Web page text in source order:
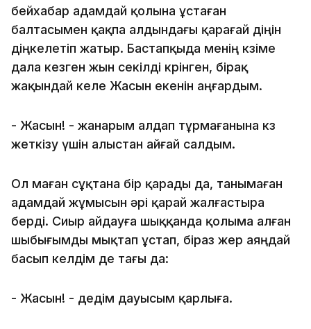
бейxабар адамдай қолына ұстаған
балтасымен қақпа алдындағы қарағай діңін
діңкелетіп жатыр. Бастапқыда менің көзіме
дала кезген жын секілді көрінген, бірақ
жақындай келе Жасын екенін аңғардым.
- Жасын! - жанарым алдап тұрмағанына көз
жеткізу үшін алыстан айғай салдым.
Ол маған сұқтана бір қарады да, танымаған
адамдай жұмысын әрі қарай жалғастыра
берді. Сиыр айдауға шыққанда қолыма алған
шыбығымды мықтап ұстап, біраз жер аяңдай
басып келдім де тағы да:
- Жасын! - дедім дауысым қарлыға.